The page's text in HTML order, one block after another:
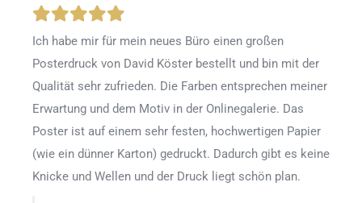
Ich habe mir für mein neues Büro einen großen
Posterdruck von David Köster bestellt und bin mit der
Qualität sehr zufrieden. Die Farben entsprechen meiner
Erwartung und dem Motiv in der Onlinegalerie. Das
Poster ist auf einem sehr festen, hochwertigen Papier
(wie ein dünner Karton) gedruckt. Dadurch gibt es keine
Knicke und Wellen und der Druck liegt schön plan.